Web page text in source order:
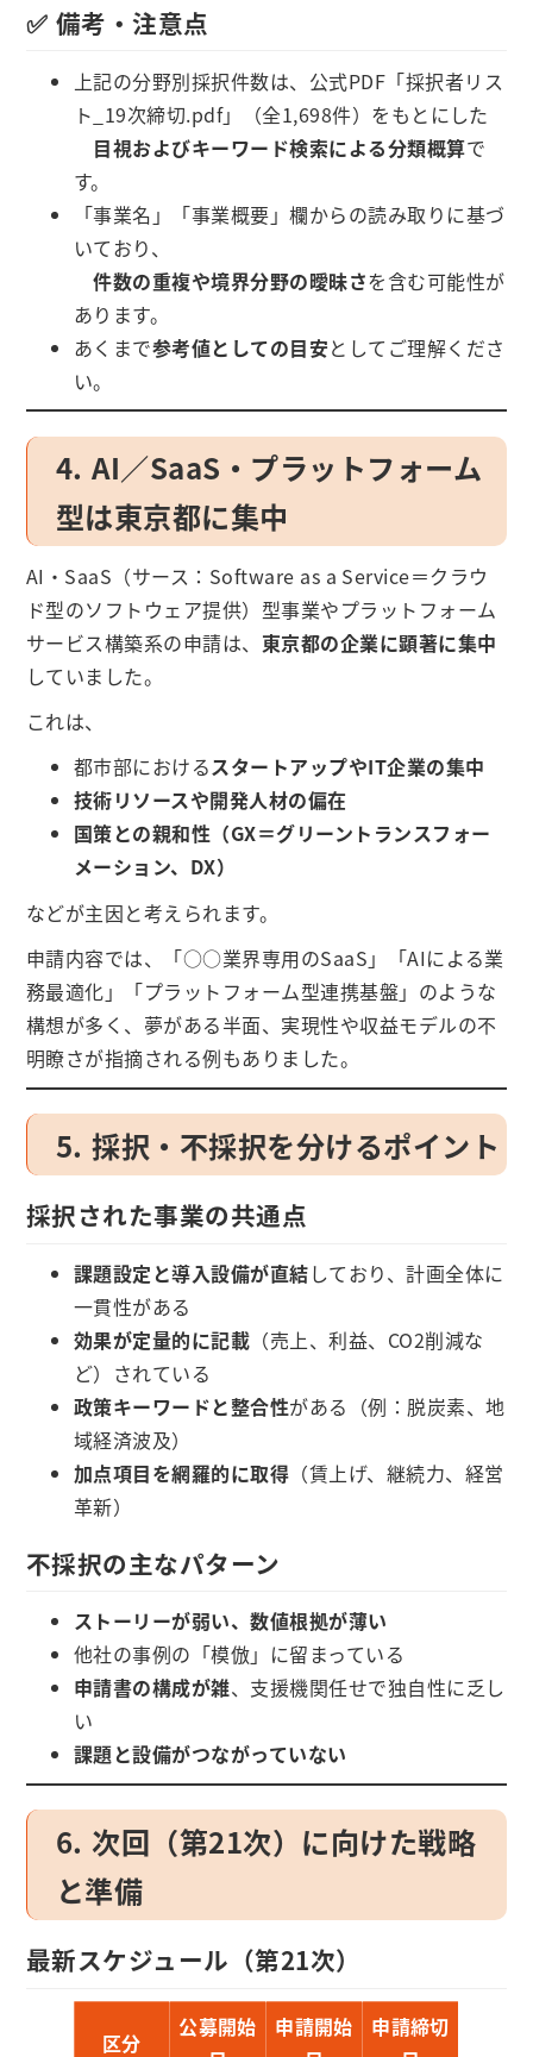
✅ 備考・注意点
上記の分野別採択件数は、公式PDF「採択者リス
ト_19次締切.pdf」（全1,698件）をもとにした
目視およびキーワード検索による分類概算で
す。
「事業名」「事業概要」欄からの読み取りに基づ
いており、
件数の重複や境界分野の曖昧さを含む可能性が
あります。
あくまで参考値としての目安としてご理解くださ
い。
4. AI／SaaS・プラットフォーム
型は東京都に集中
AI・SaaS（サース：Software as a Service＝クラウ
ド型のソフトウェア提供）型事業やプラットフォーム
サービス構築系の申請は、 東京都の企業に顕著に集中
していました。
これは、
都市部におけるスタートアップやIT企業の集中
技術リソースや開発人材の偏在
国策との親和性（GX＝グリーントランスフォー
メーション、DX）
などが主因と考えられます。
申請内容では、「○○業界専用のSaaS」「AIによる業
務最適化」「プラットフォーム型連携基盤」のような
構想が多く、夢がある半面、実現性や収益モデルの不
明瞭さが指摘される例もありました。
5. 採択・不採択を分けるポイント
採択された事業の共通点
課題設定と導入設備が直結しており、計画全体に
一貫性がある
効果が定量的に記載 （売上、利益、CO2削減な
ど）されている
政策キーワードと整合性がある（例：脱炭素、地
域経済波及）
加点項目を網羅的に取得 （賃上げ、継続力、経営
革新）
不採択の主なパターン
ストーリーが弱い、数値根拠が薄い
他社の事例の「模倣」に留まっている
申請書の構成が雑、支援機関任せで独自性に乏し
い
課題と設備がつながっていない
6. 次回（第21次）に向けた戦略
と準備
最新スケジュール（第21次）
区分
公募開始
申請開始
申請締切